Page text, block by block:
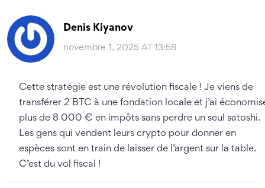
Denis Kiyanov
novembre 1, 2025 AT 13:58
Cette stratégie est une révolution fiscale ! Je viens de
transférer 2 BTC à une fondation locale et j’ai
plus de 8 000 € en impôts sans perdre un seul satoshi.
Les gens qui vendent leurs crypto pour donner en
espèces sont en train de laisser de l’argent sur la table.
C’est du vol fiscal !